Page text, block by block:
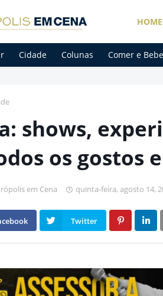
HOME
Cidade Colunas Comer e
shows,
os gostos
em Cena quinta-feira, agosto 14,
Twitter